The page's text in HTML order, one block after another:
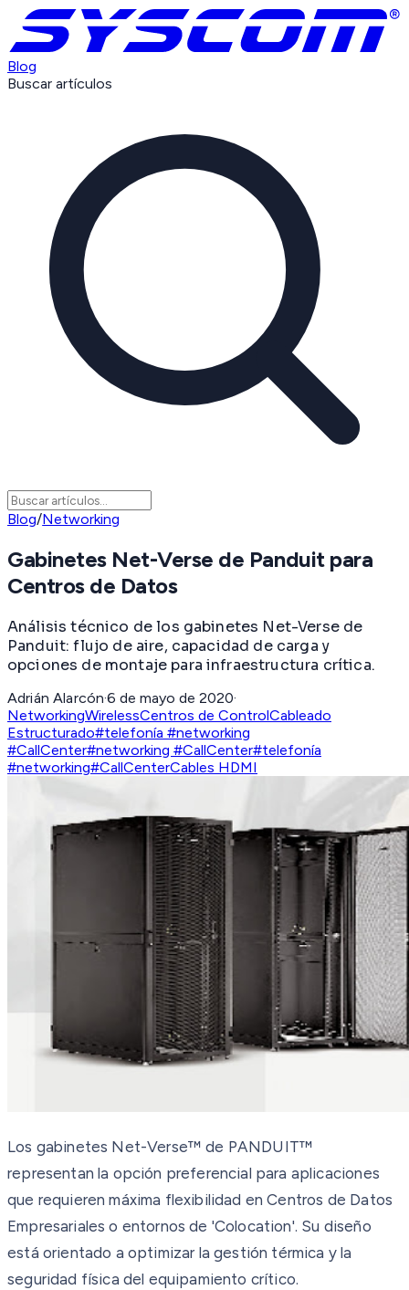
Blog
Buscar artículos
Blog/Networking
Gabinetes Net-Verse de Panduit para
Centros de Datos
Análisis técnico de los gabinetes Net-Verse de
Panduit: flujo de aire, capacidad de carga y
opciones de montaje para infraestructura crítica.
Adrián Alarcón·6 de mayo de 2020·
NetworkingWirelessCentros de ControlCableado
Estructurado#telefonía #networking
#CallCenter#networking #CallCenter#telefonía
#networking#CallCenterCables HDMI
Los gabinetes Net-Verse™ de PANDUIT™
representan la opción preferencial para aplicaciones
que requieren máxima flexibilidad en Centros de Datos
Empresariales o entornos de 'Colocation'. Su diseño
está orientado a optimizar la gestión térmica y la
seguridad física del equipamiento crítico.